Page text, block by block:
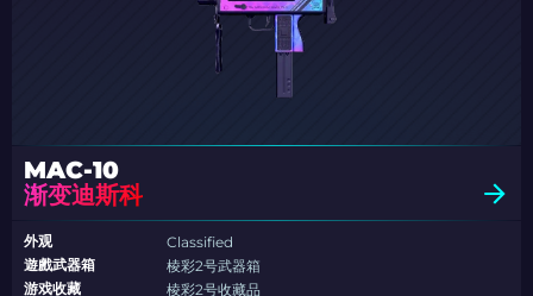
MAC-10
渐变迪斯科
外观
Classified
遊戲武器箱
棱彩2号武器箱
游戏收藏
棱彩2号收藏品